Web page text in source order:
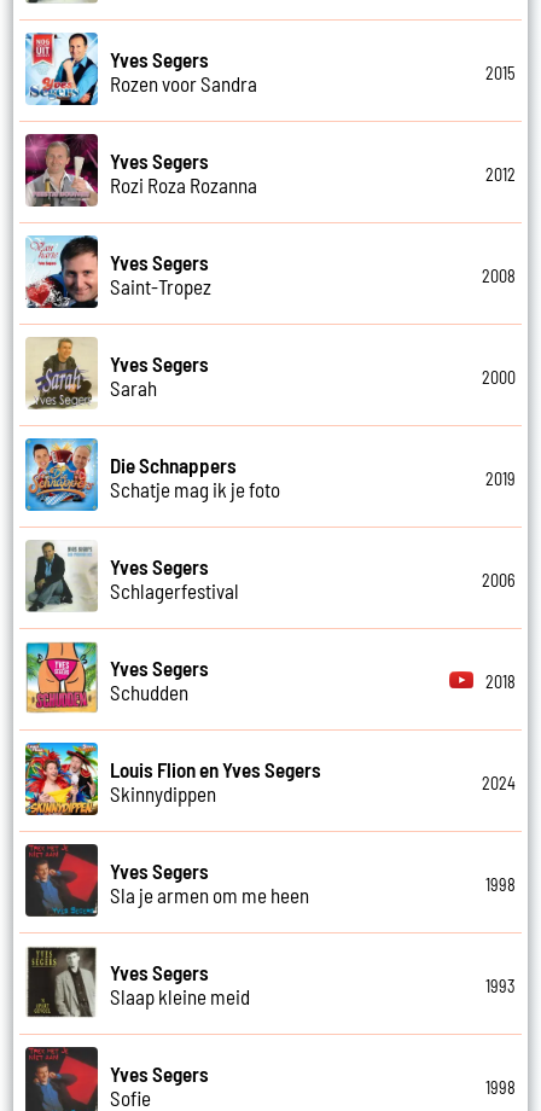
Yves Segers
Rozen voor Sandra
2015
Yves Segers
Rozi Roza Rozanna
2012
Yves Segers
Saint-Tropez
2008
Yves Segers
Sarah
2000
Die Schnappers
Schatje mag ik je foto
2019
Yves Segers
Schlagerfestival
2006
Yves Segers
Schudden
2018
Louis Flion en Yves Segers
Skinnydippen
2024
Yves Segers
Sla je armen om me heen
1998
Yves Segers
Slaap kleine meid
1993
Yves Segers
Sofie
1998